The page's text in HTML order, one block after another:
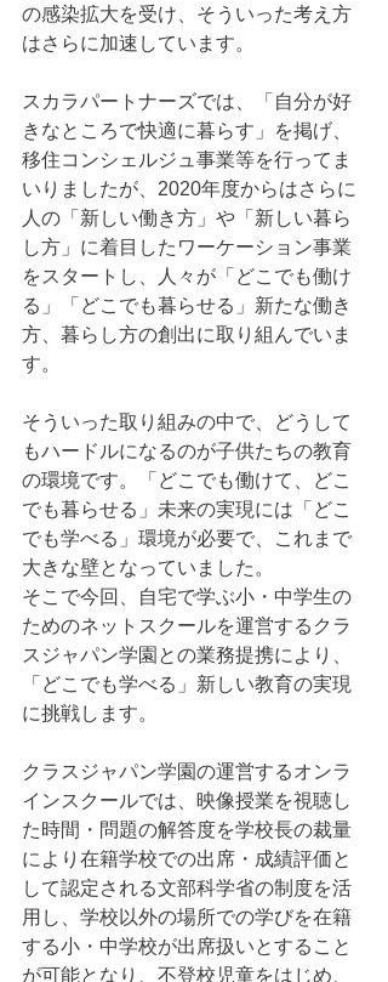
の感染拡大を受け、そういった考え方
はさらに加速しています。
スカラパートナーズでは、「自分が好
きなところで快適に暮らす」を掲げ、
移住コンシェルジュ事業等を行ってま
いりましたが、2020年度からはさらに
人の「新しい働き方」や「新しい暮ら
し方」に着目したワーケーション事業
をスタートし、人々が「どこでも働け
る」「どこでも暮らせる」新たな働き
方、暮らし方の創出に取り組んでいま
す。
そういった取り組みの中で、どうして
もハードルになるのが子供たちの教育
の環境です。「どこでも働けて、どこ
でも暮らせる」未来の実現には「どこ
でも学べる」環境が必要で、これまで
大きな壁となっていました。
そこで今回、自宅で学ぶ小・中学生の
ためのネットスクールを運営するクラ
スジャパン学園との業務提携により、
「どこでも学べる」新しい教育の実現
に挑戦します。
クラスジャパン学園の運営するオンラ
インスクールでは、映像授業を視聴し
た時間・問題の解答度を学校長の裁量
により在籍学校での出席・成績評価と
して認定される文部科学省の制度を活
用し、学校以外の場所での学びを在籍
する小・中学校が出席扱いとすること
が可能となり、不登校児童をはじめ、